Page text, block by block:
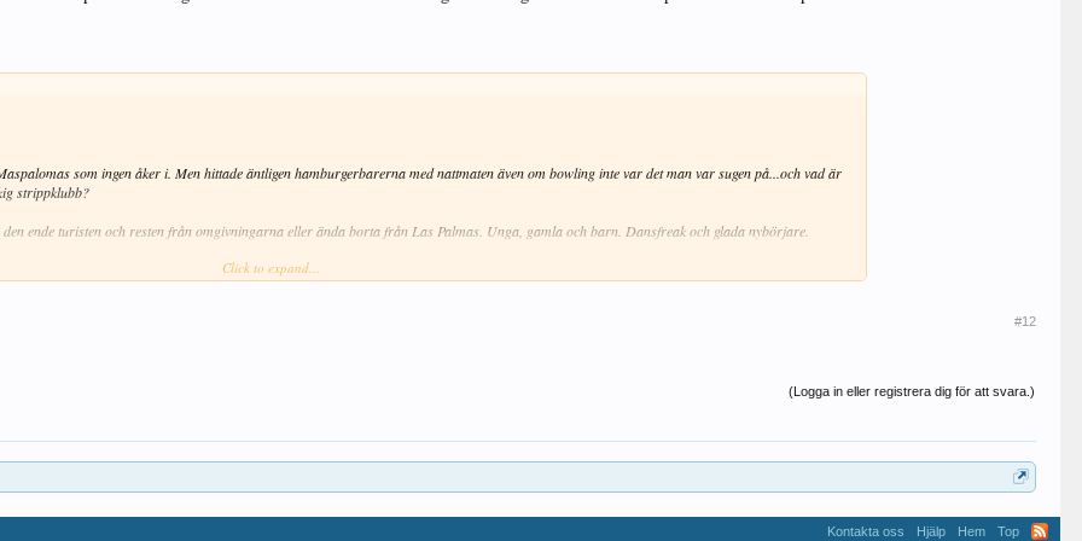
som ingen åker i. Men hittade äntligen hamburgerbarerna med nattmaten även om bowling inte var det man var sugen på...och vad är
strippklubb?
ende turisten och resten från omgivningarna eller ända borta från Las Palmas. Unga, gamla och barn. Dansfreak och glada nybörjare.
av dansglada amatörer på dansgolvet med alla stilarter.
Click to expand...
#12
(Logga in eller registrera dig för att svara.)
Kontakta oss Hjälp Hem Top